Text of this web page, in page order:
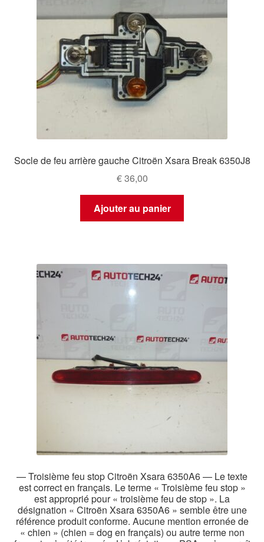
Socle de feu arrière gauche Citroën Xsara Break 6350J8
€36,00
Ajouter au panier
— Troisième feu stop Citroën Xsara 6350A6 — Le texte
est correct en français. Le terme « Troisième feu stop »
est approprié pour « troisième feu de stop ». La
désignation « Citroën Xsara 6350A6 » semble être une
référence produit conforme. Aucune mention erronée de
« chien » (chien = dog en français) ou autre terme non